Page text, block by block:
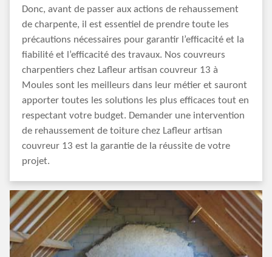
Donc, avant de passer aux actions de rehaussement
de charpente, il est essentiel de prendre toute les
précautions nécessaires pour garantir l’efficacité et la
fiabilité et l’efficacité des travaux. Nos couvreurs
charpentiers chez Lafleur artisan couvreur 13 à
Moules sont les meilleurs dans leur métier et sauront
apporter toutes les solutions les plus efficaces tout en
respectant votre budget. Demander une intervention
de rehaussement de toiture chez Lafleur artisan
couvreur 13 est la garantie de la réussite de votre
projet.